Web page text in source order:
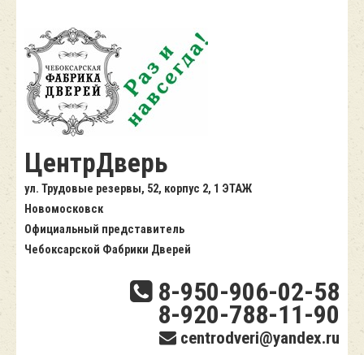
ЦентрДверь
ул. Трудовые резервы, 52, корпус 2, 1 ЭТАЖ
Новомосковск
Официальный представитель
Чебоксарской Фабрики Дверей
8-950-906-02-58
8-920-788-11-90
centrodveri@yandex.ru